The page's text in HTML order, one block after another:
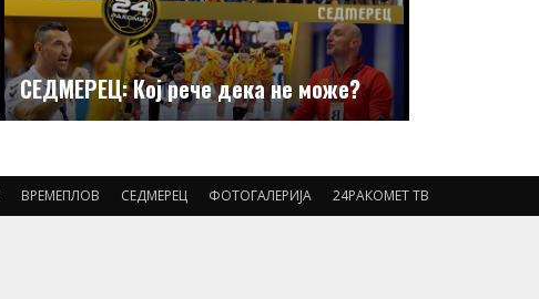
СЕДМЕРЕЦ: Кој рече дека не може?
ВРЕМЕПЛОВ СЕДМЕРЕЦ ФОТОГАЛЕРИЈА 24РАКОМЕТ ТВ